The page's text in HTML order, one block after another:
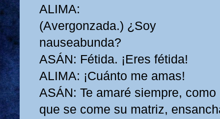
ALIMA:
(Avergonzada.) ¿Soy
nauseabunda?
ASÁN: Fétida. ¡Eres fétida!
ALIMA: ¡Cuánto me amas!
ASÁN: Te amaré siempre, como
que se come su matriz,